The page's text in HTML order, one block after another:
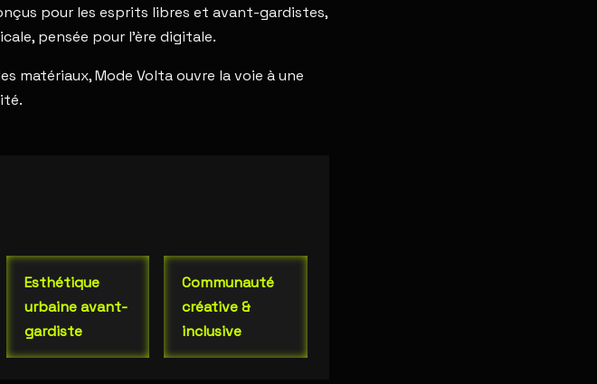
pour les esprits libres et avant-gardistes,
pensée pour l’ère digitale.
matériaux, Mode Volta ouvre la voie à une
Esthétique
urbaine avant-
gardiste
Communauté
créative &
inclusive